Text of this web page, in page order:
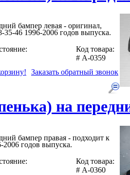
бампер левая - оригинал,
46 1996-2006 годов выпуска.
Код товара:
# A-0359
Заказать обратный звонок
на
бампер правая - подходит к
годов выпуска.
Код товара:
# A-0360